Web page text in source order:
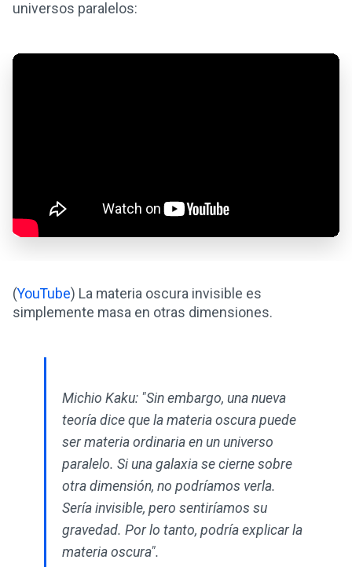
universos paralelos:
(YouTube) La materia oscura invisible es
simplemente masa en otras dimensiones.
Michio Kaku: "Sin embargo, una nueva
teoría dice que la materia oscura puede
ser materia ordinaria en un universo
paralelo. Si una galaxia se cierne sobre
otra dimensión, no podríamos verla.
Sería invisible, pero sentiríamos su
gravedad. Por lo tanto, podría explicar la
materia oscura".